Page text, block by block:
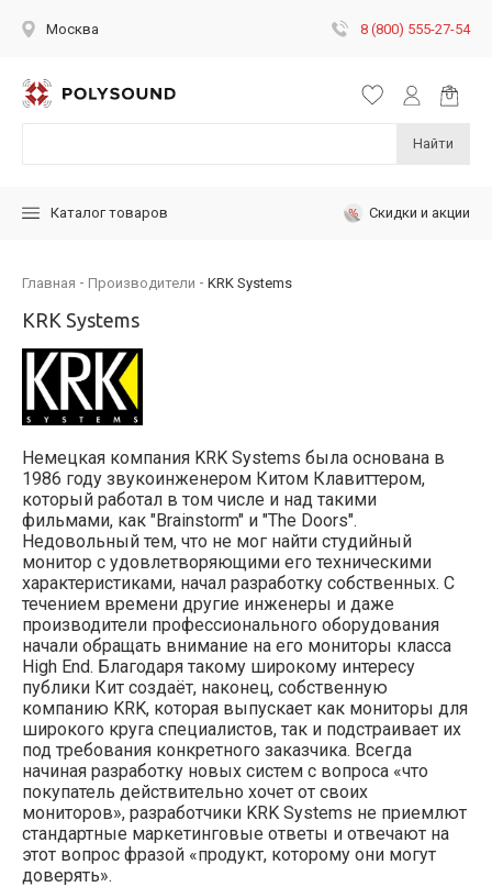
Москва 8 (800) 555-27-54
Найти
Каталог товаров Скидки и акции
Главная Производители KRK Systems
KRK Systems
Немецкая компания KRK Systems была основана в
1986 году звукоинженером Китом Клавиттером,
который работал в том числе и над такими
фильмами, как "Brainstorm" и "The Doors".
Недовольный тем, что не мог найти студийный
монитор с удовлетворяющими его техническими
характеристиками, начал разработку собственных. С
течением времени другие инженеры и даже
производители профессионального оборудования
начали обращать внимание на его мониторы класса
High End. Благодаря такому широкому интересу
публики Кит создаёт, наконец, собственную
компанию KRK, которая выпускает как мониторы для
широкого круга специалистов, так и подстраивает их
под требования конкретного заказчика. Всегда
начиная разработку новых систем с вопроса «что
покупатель действительно хочет от своих
мониторов», разработчики KRK Systems не приемлют
стандартные маркетинговые ответы и отвечают на
этот вопрос фразой «продукт, которому они могут
доверять».